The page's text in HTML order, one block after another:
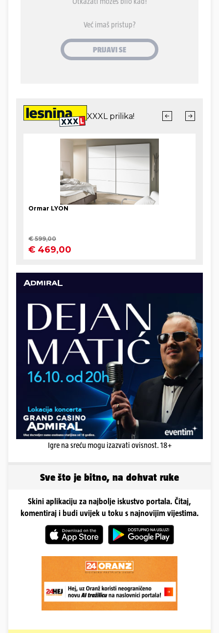
Igre na sreću mogu izazvati ovisnost. 18+
Sve što je bitno, na dohvat ruke
Skini aplikaciju za najbolje iskustvo portala. Čitaj,
komentiraj i budi uvijek u toku s najnovijim vijestima.